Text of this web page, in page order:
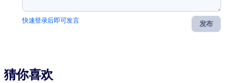
发布
快速登录后即可发言
猜你喜欢